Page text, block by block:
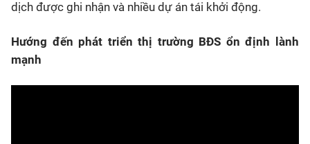
dịch được ghi nhận và nhiều dự án tái khởi động.
Hướng đến phát triển thị trường BĐS ổn định lành
mạnh